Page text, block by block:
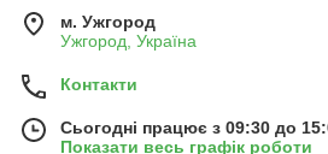
м. Ужгород
Ужгород, Україна
Контакти
Сьогодні працює з 09:30 до
Показати весь графік роботи